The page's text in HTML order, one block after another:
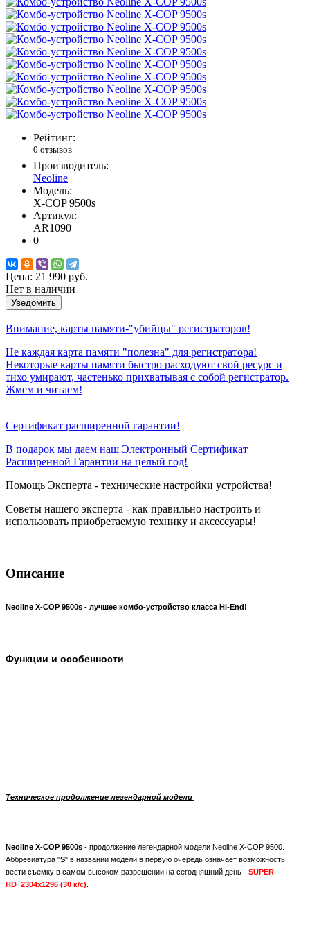
Рейтинг:
0 отзывов
Производитель:
Neoline
Модель:
X-COP 9500s
Артикул:
AR1090
0
Цена: 21 990 руб.
Нет в наличии
Уведомить
Внимание, карты памяти-"убийцы" регистраторов!
Не каждая карта памяти "полезна" для регистратора!
Некоторые карты памяти быстро расходуют свой ресурс и
тихо умирают, частенько прихватывая с собой регистратор.
Жмем и читаем!
Сертификат расширенной гарантии!
В подарок мы даем наш Электронный Сертификат
Расширенной Гарантии на целый год!
Помощь Эксперта - технические настройки устройства!
Советы нашего эксперта - как правильно настроить и
использовать приобретаемую технику и аксессуары!
Описание
Neoline X-COP 9500s - лучшее комбо-устройство класса Hi-End!
Функции и особенности
Техническое продолжение легендарной модели
Neоline X-COP 9500s - продолжение легендарной модели Neоline X-COP 9500.
Аббревиатура "S" в названии модели в первую очередь означает возможность
вести съемку в самом высоком разрешении на сегодняшний день - SUPER
HD 2304х1296 (30 к/с)